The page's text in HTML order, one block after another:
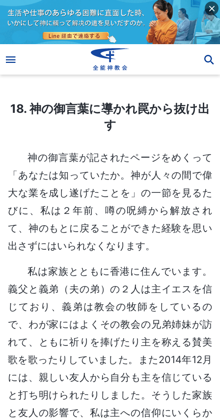
18. 神の御言葉に導かれ罠から抜け出す
18. 神の御言葉に導かれ罠から抜け出
す
神の御言葉が記されたページをめくって
「あなたは知っていたか。神が人々の間で偉
大な業を成し遂げたことを」の一節を見るた
びに、私は２年前、噂の呪縛から解放され
て、神のもとに戻ることができた経験を思い
出さずにはいられなくなります。
私は家族とともに香港に住んでいます。
義父と義弟（夫の弟）の２人は主イエスを信
じており、義弟は教会の牧師をしているの
で、わが家にはよくその教会の兄弟姉妹が訪
れて、ともに祈りを捧げたり主を称える賛美
歌を歌ったりしていました。また2014年12月
には、親しい友人から自分も主を信じている
と打ち明けられたりしました。そうした家族
と友人の影響で、私は主への信仰にいくらか